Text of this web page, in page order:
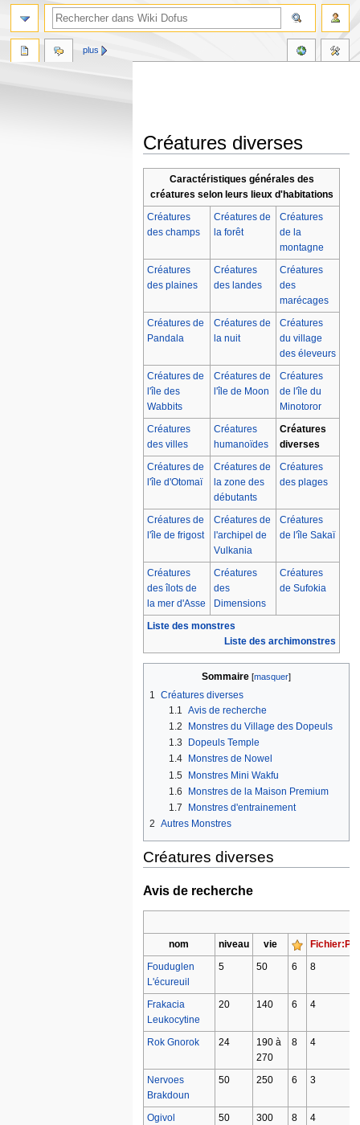
Créatures diverses
la
navigation
la
recherche
Caractéristiques générales des
créatures selon leurs lieux d'habitations
Créatures
des champs
Créatures de
la forêt
Créatures
de la
montagne
Créatures
des plaines
Créatures
des landes
Créatures
des
marécages
Créatures de
Pandala
Créatures de
la nuit
Créatures
du village
des éleveurs
Créatures de
l'île des
Wabbits
Créatures de
l'île de Moon
Créatures
de l'île du
Minotoror
Créatures
des villes
Créatures
humanoïdes
Créatures
diverses
Créatures de
l'île d'Otomaï
Créatures de
la zone des
débutants
Créatures
des plages
Créatures de
l'île de frigost
Créatures de
l'archipel de
Vulkania
Créatures
de l'île Sakaï
Créatures
des îlots de
la mer d'Asse
Créatures
des
Dimensions
Créatures
de Sufokia
Liste des monstres
Liste des archimonstres
Sommaire
1
Créatures diverses
1.1
Avis de recherche
1.2
Monstres du Village des Dopeuls
1.3
Dopeuls Temple
1.4
Monstres de Nowel
1.5 Monstres Mini Wakfu
1.6
Monstres de la Maison Premium
1.7
Monstres d'entrainement
2 Autres Monstres
Créatures diverses
Avis de recherche
nom niveau vie
Fouduglen
L'écureuil
5 50 6 8
Frakacia
Leukocytine
20 140 6 4
Rok Gnorok 24
190 à
270
8 4
Nervoes
Brakdoun
50 250 6 3
Ogivol
50 300 8 4
plus